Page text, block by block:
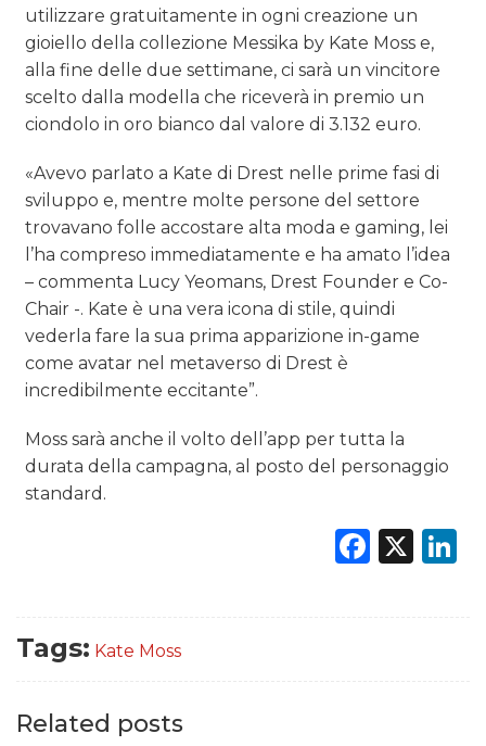
utilizzare gratuitamente in ogni creazione un
gioiello della collezione Messika by Kate Moss e,
alla fine delle due settimane, ci sarà un vincitore
scelto dalla modella che riceverà in premio un
ciondolo in oro bianco dal valore di 3.132 euro.
«Avevo parlato a Kate di Drest nelle prime fasi di
sviluppo e, mentre molte persone del settore
trovavano folle accostare alta moda e gaming, lei
l’ha compreso immediatamente e ha amato l’idea
– commenta Lucy Yeomans, Drest Founder e Co-
Chair -. Kate è una vera icona di stile, quindi
vederla fare la sua prima apparizione in-game
come avatar nel metaverso di Drest è
incredibilmente eccitante”.
Moss sarà anche il volto dell’app per tutta la
durata della campagna, al posto del personaggio
standard.
X
Tags: Kate Moss
Related posts